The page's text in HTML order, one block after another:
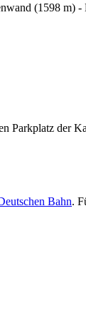
(1598 m)
Parkplatz der
Bahn.